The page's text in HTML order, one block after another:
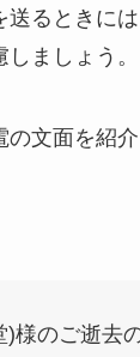
送るときに
ましょう。
文面を紹介
)様のご逝去